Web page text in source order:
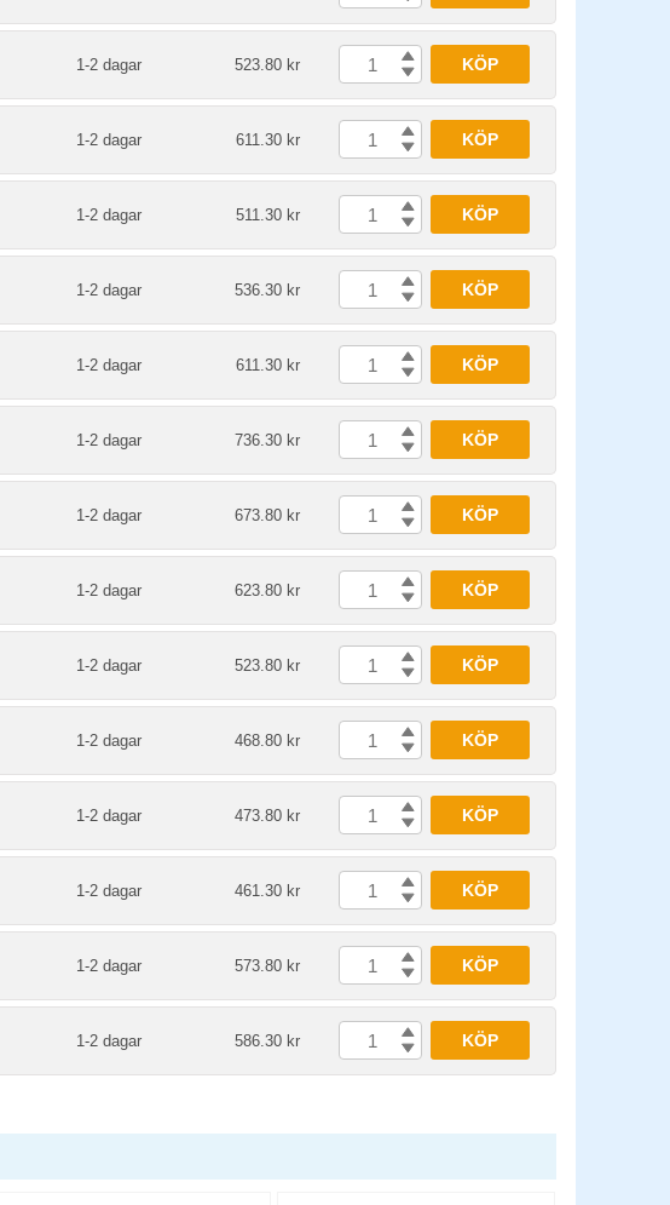
1-2 dagar 523.80 kr KÖP
1-2 dagar 611.30 kr KÖP
1-2 dagar 511.30 kr KÖP
1-2 dagar 536.30 kr KÖP
1-2 dagar 611.30 kr KÖP
1-2 dagar 736.30 kr KÖP
1-2 dagar 673.80 kr KÖP
1-2 dagar 623.80 kr KÖP
1-2 dagar 523.80 kr KÖP
1-2 dagar 468.80 kr KÖP
1-2 dagar 473.80 kr KÖP
1-2 dagar 461.30 kr KÖP
1-2 dagar 573.80 kr KÖP
1-2 dagar 586.30 kr KÖP